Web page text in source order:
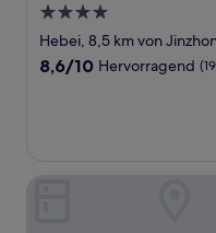
4.0-
Sterne-
Unterkunft
Hebei, 8,5 km von
8.6
8,6/10 Hervorragend